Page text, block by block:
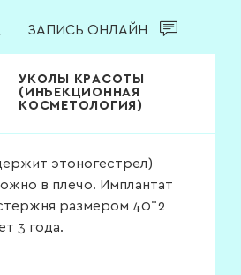
ЗАПИСЬ ОНЛАЙН
УКОЛЫ КРАСОТЫ
(ИНЪЕКЦИОННАЯ
КОСМЕТОЛОГИЯ)
этоногестрел)
в плечо. Имплантат
размером 40*2
3 года.